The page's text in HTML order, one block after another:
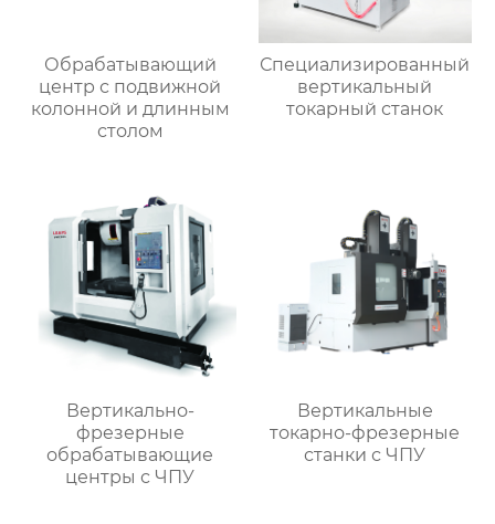
Обрабатывающий
центр с подвижной
колонной и длинным
столом
Специализированный
вертикальный
токарный станок
Вертикально-
фрезерные
обрабатывающие
центры с ЧПУ
Вертикальные
токарно-фрезерные
станки с ЧПУ